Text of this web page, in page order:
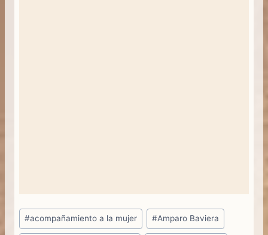
Etiquetas
de
#acompañamiento a la mujer #Amparo Baviera